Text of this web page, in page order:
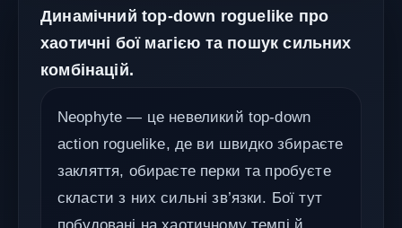
Динамічний top-down roguelike про
хаотичні бої магією та пошук сильних
комбінацій.
Neophyte — це невеликий top-down
action roguelike, де ви швидко збираєте
закляття, обираєте перки та пробуєте
скласти з них сильні зв’язки. Бої тут